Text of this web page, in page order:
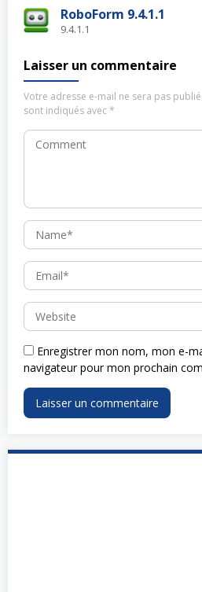
RoboForm 9.4.1.1
9.4.1.1
Laisser un commentaire
Votre adresse e-mail ne sera pas
sont indiqués avec*
Enregistrer mon nom, mon e-
navigateur pour mon prochain